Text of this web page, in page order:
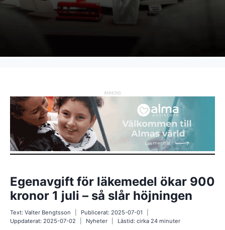
ANNONS
Egenavgift för läkemedel ökar 900
kronor 1 juli – så slår höjningen
Text: Valter Bengtsson Publicerat: 2025-07-01
Uppdaterat: 2025-07-02 Nyheter Lästid: cirka24minuter